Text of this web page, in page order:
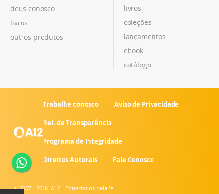
deus conosco
livros
outros produtos
livros
coleções
lançamentos
ebook
catálogo
Trabalhe conosco Aviso de Privacidade
Rel. de Transparência
Programa de Integridade
Direitos Autorais Fale Conosco
© 2007 - 2026. A12 - Conectados pela fé.